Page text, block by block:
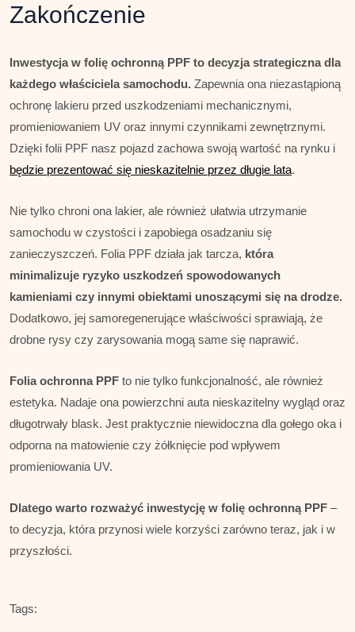
Zakończenie
Inwestycja w folię ochronną PPF to decyzja strategiczna dla
każdego właściciela samochodu. Zapewnia ona niezastąpioną
ochronę lakieru przed uszkodzeniami mechanicznymi,
promieniowaniem UV oraz innymi czynnikami zewnętrznymi.
Dzięki folii PPF nasz pojazd zachowa swoją wartość na rynku i
będzie prezentować się nieskazitelnie przez długie lata.
Nie tylko chroni ona lakier, ale również ułatwia utrzymanie
samochodu w czystości i zapobiega osadzaniu się
zanieczyszczeń. Folia PPF działa jak tarcza, która
minimalizuje ryzyko uszkodzeń spowodowanych
kamieniami czy innymi obiektami unoszącymi się na drodze.
Dodatkowo, jej samoregenerujące właściwości sprawiają, że
drobne rysy czy zarysowania mogą same się naprawić.
Folia ochronna PPF to nie tylko funkcjonalność, ale również
estetyka. Nadaje ona powierzchni auta nieskazitelny wygląd oraz
długotrwały blask. Jest praktycznie niewidoczna dla gołego oka i
odporna na matowienie czy żółknięcie pod wpływem
promieniowania UV.
Dlatego warto rozważyć inwestycję w folię ochronną PPF –
to decyzja, która przynosi wiele korzyści zarówno teraz, jak i w
przyszłości.
Tags: